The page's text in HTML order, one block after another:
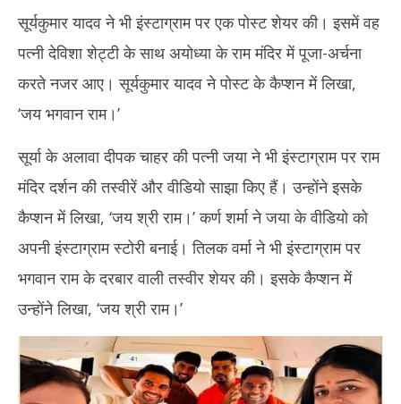
सूर्यकुमार यादव ने भी इंस्टाग्राम पर एक पोस्ट शेयर की। इसमें वह
पत्नी देविशा शेट्टी के साथ अयोध्या के राम मंदिर में पूजा-अर्चना
करते नजर आए। सूर्यकुमार यादव ने पोस्ट के कैप्शन में लिखा,
‘जय भगवान राम।’
सूर्या के अलावा दीपक चाहर की पत्नी जया ने भी इंस्टाग्राम पर राम
मंदिर दर्शन की तस्वीरें और वीडियो साझा किए हैं। उन्होंने इसके
कैप्शन में लिखा, ‘जय श्री राम।’ कर्ण शर्मा ने जया के वीडियो को
अपनी इंस्टाग्राम स्टोरी बनाई। तिलक वर्मा ने भी इंस्टाग्राम पर
भगवान राम के दरबार वाली तस्वीर शेयर की। इसके कैप्शन में
उन्होंने लिखा, ‘जय श्री राम।’